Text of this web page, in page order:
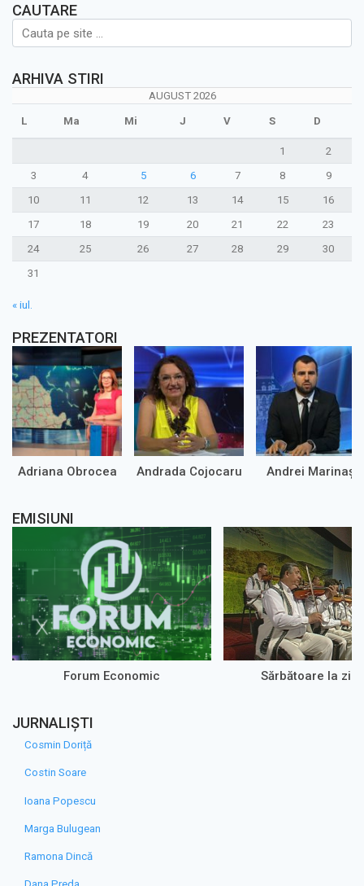
CAUTARE
ARHIVA STIRI
AUGUST 2026
L Ma Mi J V S D
1
2
3
4 5 6 7 8
9
10
11 12 13 14 15
16
17
18 19 20 21 22
23
24
25 26 27 28 29
30
31
« iul.
PREZENTATORI
Adriana Obrocea Andrada Cojocaru Andrei Marinaș
EMISIUNI
Forum Economic Sărbătoare la zi
JURNALIȘTI
Cosmin Doriță
Costin Soare
Ioana Popescu
Marga Bulugean
Ramona Dincă